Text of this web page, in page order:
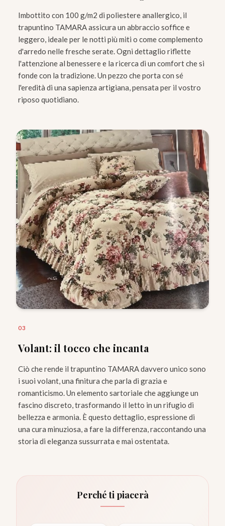
Imbottito con 100 g/m2 di poliestere anallergico, il
trapuntino TAMARA assicura un abbraccio soffice e
leggero, ideale per le notti più miti o come complemento
d'arredo nelle fresche serate. Ogni dettaglio riflette
l'attenzione al benessere e la ricerca di un comfort che si
fonde con la tradizione. Un pezzo che porta con sé
l'eredità di una sapienza artigiana, pensata per il vostro
riposo quotidiano.
03
Volant: il tocco che incanta
Ciò che rende il trapuntino TAMARA davvero unico sono
i suoi volant, una finitura che parla di grazia e
romanticismo. Un elemento sartoriale che aggiunge un
fascino discreto, trasformando il letto in un rifugio di
bellezza e armonia. È questo dettaglio, espressione di
una cura minuziosa, a fare la differenza, raccontando una
storia di eleganza sussurrata e mai ostentata.
Perché ti piacerà